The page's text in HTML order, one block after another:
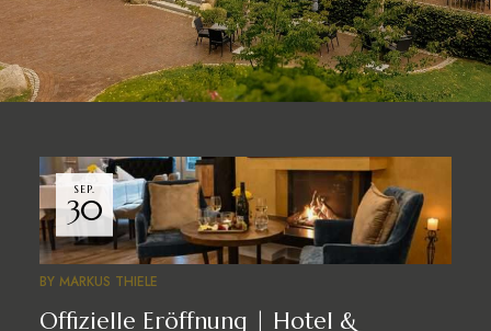
SEP.
30
BY MARKUS THIELE
Offizielle Eröffnung | Hotel &